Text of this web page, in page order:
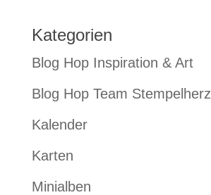
Kategorien
Blog Hop Inspiration & Art
Blog Hop Team Stempelherz
Kalender
Karten
Minialben